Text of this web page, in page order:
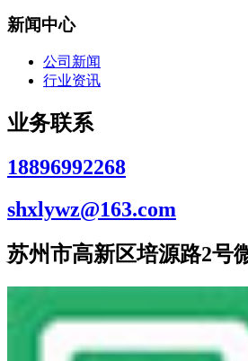
新闻中心
公司新闻
行业资讯
业务联系
18896992268
shxlywz@163.com
苏州市高新区培源路2号